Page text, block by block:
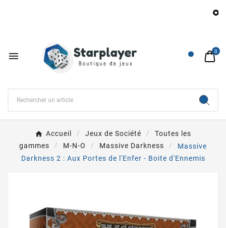

 0
Accueil Jeux de Société
Toutes les
gammes
M-N-O Massive Darkness
Massive
Darkness 2 : Aux Portes de l'Enfer - Boite d'Ennemis